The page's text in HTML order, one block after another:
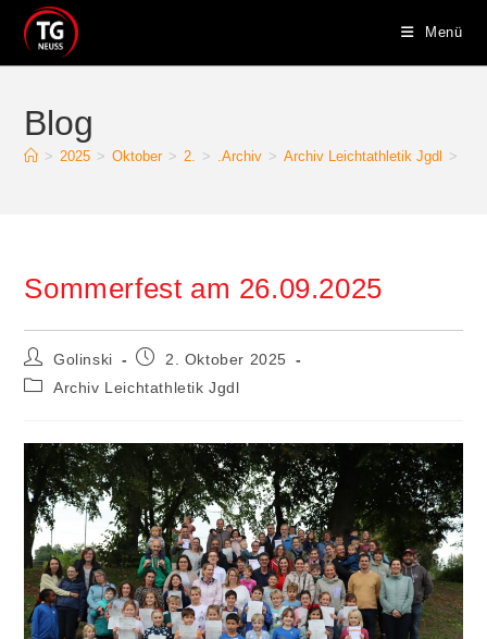
Inhalt
springen
Menü
Blog
> 2025 > Oktober > 2. > .Archiv > Archiv Leichtathletik Jgdl >
Sommerfest am 26.09.2025
Beitrags-
Autor:
Golinski
Beitrag2. Oktober 2025
Beitrags-
Archiv Leichtathletik Jgdl